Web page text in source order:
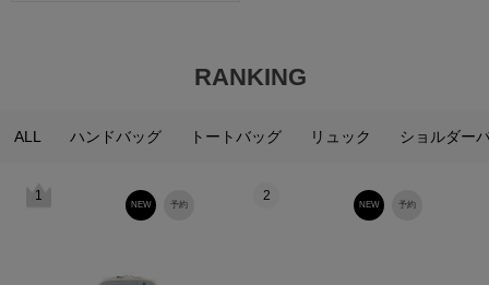
RANKING
ALL ハンドバッグ トートバッグ リュック ショルダー
1
予約
NEW
2
予約
NEW